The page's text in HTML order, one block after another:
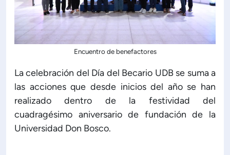
Encuentro de benefactores
La celebración del Día del Becario UDB se suma a
las acciones que desde inicios del año se han
realizado dentro de la festividad del
cuadragésimo aniversario de fundación de la
Universidad Don Bosco.